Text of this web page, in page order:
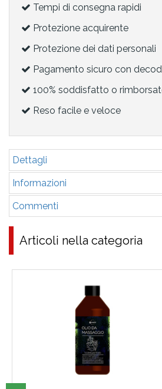
Tempi di consegna rapidi
Protezione acquirente
Protezione dei dati personali
Pagamento sicuro con
100% soddisfatto o
Reso facile e veloce
Dettagli
Informazioni
Commenti
Articoli nella categoria